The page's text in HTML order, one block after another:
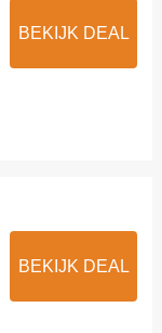
BEKIJK DEAL
BEKIJK DEAL